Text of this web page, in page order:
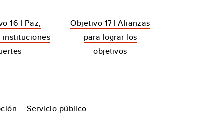
16 | Paz,
instituciones
Objetivo 17 | Alianzas
para lograr los
objetivos
Servicio público